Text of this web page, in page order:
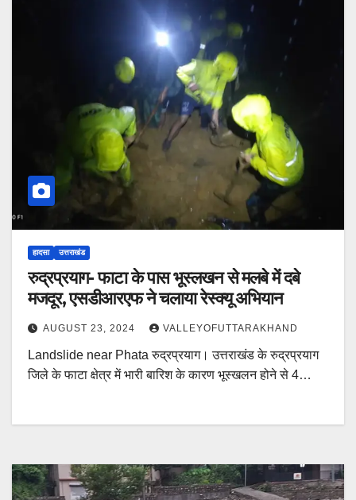
हादसा उत्तराखंड
रुद्रप्रयाग- फाटा के पास भूस्लखन से मलबे में दबे
मजदूर, एसडीआरएफ ने चलाया रेस्क्यू अभियान
AUGUST 23, 2024 VALLEYOFUTTARAKHAND
Landslide near Phata रुद्रप्रयाग। उत्तराखंड के रुद्रप्रयाग
जिले के फाटा क्षेत्र में भारी बारिश के कारण भूस्खलन होने से 4…